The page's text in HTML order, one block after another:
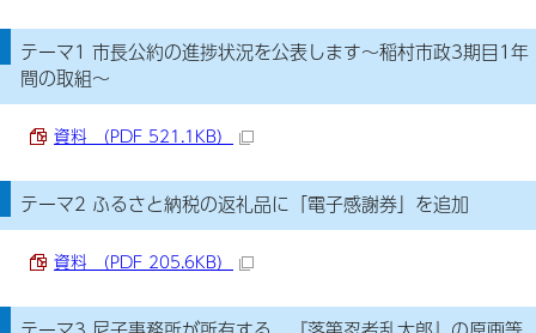
テーマ1 市長公約の進捗状況を公表します～稲村市政3期目1年
間の取組～
資料 （PDF 521.1KB）
テーマ2 ふるさと納税の返礼品に「電子感謝券」を追加
資料 （PDF 205.6KB）